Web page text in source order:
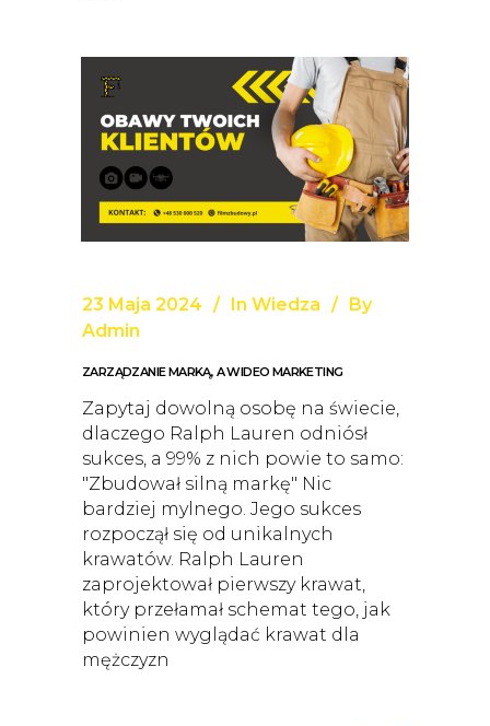
23 Maja 2024 In Wiedza
By
Admin
ZARZĄDZANIE MARKĄ, A WIDEO MARKETING
Zapytaj dowolną osobę na świecie,
dlaczego Ralph Lauren odniósł
sukces, a 99% z nich powie to samo:
"Zbudował silną markę" Nic
bardziej mylnego. Jego sukces
rozpoczął się od unikalnych
krawatów. Ralph Lauren
zaprojektował pierwszy krawat,
który przełamał schemat tego, jak
powinien wyglądać krawat dla
mężczyzn